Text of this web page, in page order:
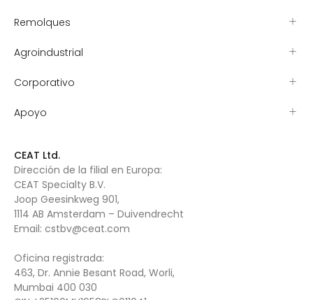
Remolques
Agroindustrial
Corporativo
Apoyo
CEAT Ltd.
Dirección de la filial en Europa:
CEAT Specialty B.V.
Joop Geesinkweg 901,
1114 AB Amsterdam – Duivendrecht
Email: cstbv@ceat.com
Oficina registrada:
463, Dr. Annie Besant Road, Worli,
Mumbai 400 030